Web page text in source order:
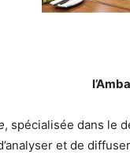
, spécialisée dans le
et de